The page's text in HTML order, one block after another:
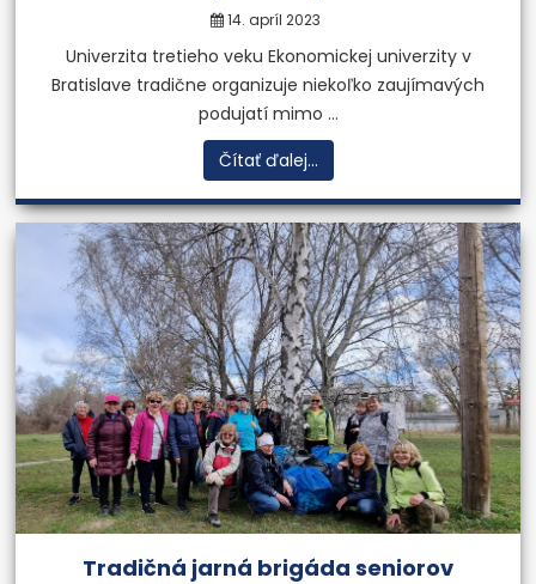
14. apríl 2023
Univerzita tretieho veku Ekonomickej univerzity v
Bratislave tradične organizuje niekoľko zaujímavých
podujatí mimo ...
Čítať ďalej...
Tradičná jarná brigáda seniorov